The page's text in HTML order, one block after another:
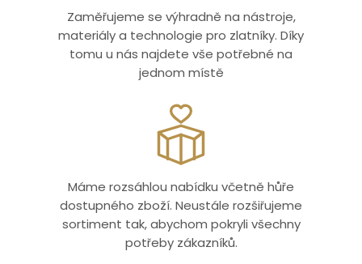
Zaměřujeme se výhradně na nástroje,
materiály a technologie pro zlatníky. Díky
tomu u nás najdete vše potřebné na
jednom místě
Máme rozsáhlou nabídku včetně hůře
dostupného zboží. Neustále rozšiřujeme
sortiment tak, abychom pokryli všechny
potřeby zákazníků.